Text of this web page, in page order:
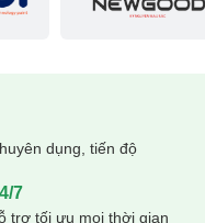
dụng, tiến độ
7
trợ tối ưu mọi thời gian